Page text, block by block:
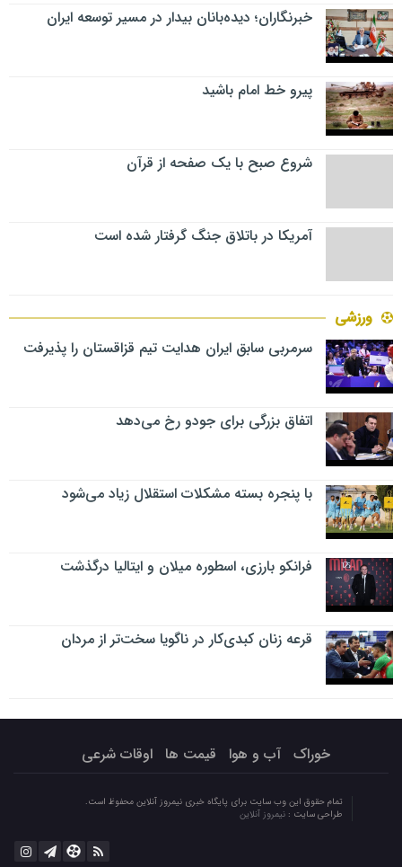
خبرنگاران؛ دیده‌بانان بیدار در مسیر توسعه ایران
پیرو خط امام باشید
شروع صبح با یک صفحه از قرآن
آمریکا در باتلاق جنگ گرفتار شده است
ورزشی
سرمربی سابق ایران هدایت تیم قزاقستان را پذیرفت
اتفاق بزرگی برای جودو رخ می‌دهد
با پنجره بسته مشکلات استقلال زیاد می‌شود
فرانکو بارزی، اسطوره میلان و ایتالیا درگذشت
قرعه زنان کبدی‌کار در ناگویا سخت‌تر از مردان
خوراک آب و هوا قیمت ها اوقات شرعی
تمام حقوق این وب سایت برای پایگاه خبری نیمروز آنلاین محفوظ است.
طراحی سایت : نیمروز آنلاین